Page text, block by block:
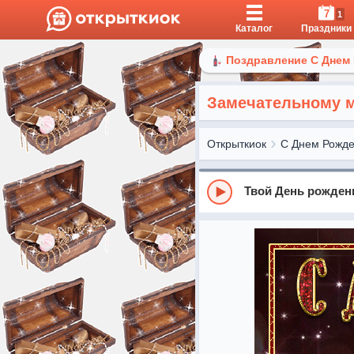
Каталог
7 1
Праздники
Поздравление С
Замечательному
Открыткиок С Днем
Твой День